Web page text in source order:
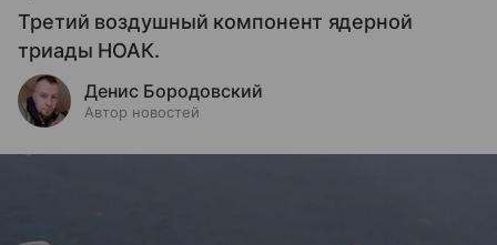
Третий воздушный компонент ядерной
триады НОАК.
Денис Бородовский
Автор новостей